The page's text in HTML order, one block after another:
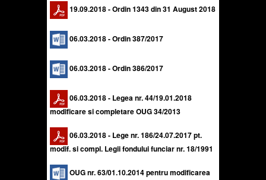
19.09.2018 - Ordin1343 din 31 August 2018
06.03.2018 - Ordin 387/2017
06.03.2018 - Ordin 386/2017
06.03.2018 - Legea nr. 44/19.01.2018
modificare si completare OUG 34/2013
06.03.2018 - Lege nr. 186/24.07.2017 pt.
modif. si compl. Legii fondului funciar nr. 18/1991
OUG nr. 63/01.10.2014 pentru modificarea